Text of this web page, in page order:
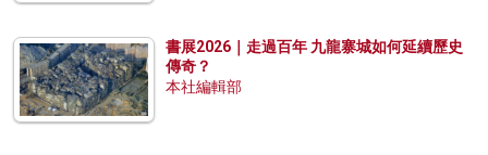
書展2026｜走過百年 九龍寨城如何延續歷史
傳奇？
本社編輯部